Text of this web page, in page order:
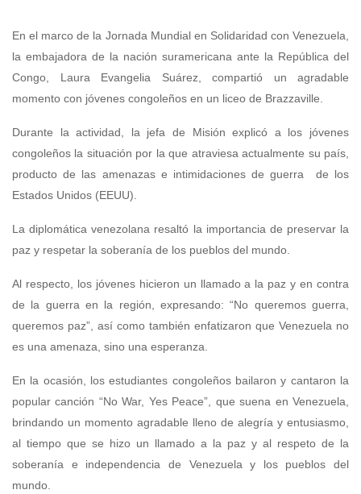
En el marco de la Jornada Mundial en Solidaridad con Venezuela,
la embajadora de la nación suramericana ante la República del
Congo, Laura Evangelia Suárez, compartió un agradable
momento con jóvenes congoleños en un liceo de Brazzaville.
Durante la actividad, la jefa de Misión explicó a los jóvenes
congoleños la situación por la que atraviesa actualmente su país,
producto de las amenazas e intimidaciones de guerra de los
Estados Unidos (EEUU).
La diplomática venezolana resaltó la importancia de preservar la
paz y respetar la soberanía de los pueblos del mundo.
Al respecto, los jóvenes hicieron un llamado a la paz y en contra
de la guerra en la región, expresando: “No queremos guerra,
queremos paz”, así como también enfatizaron que Venezuela no
es una amenaza, sino una esperanza.
En la ocasión, los estudiantes congoleños bailaron y cantaron la
popular canción “No War, Yes Peace”, que suena en Venezuela,
brindando un momento agradable lleno de alegría y entusiasmo,
al tiempo que se hizo un llamado a la paz y al respeto de la
soberanía e independencia de Venezuela y los pueblos del
mundo.